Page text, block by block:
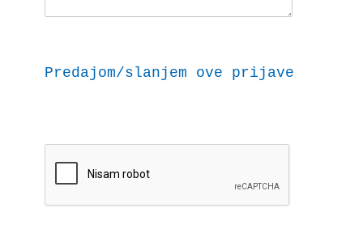
Predajom/slanjem ove prijave